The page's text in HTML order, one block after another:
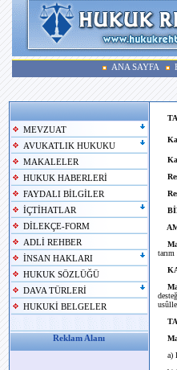
ANA SAYFA
MEVZUAT
AVUKATLIK HUKUKU
MAKALELER
HUKUK HABERLERİ
FAYDALI BİLGİLER
İÇTİHATLAR
DİLEKÇE-FORM
ADLİ REHBER
İNSAN HAKLARI
HUKUK SÖZLÜĞÜ
DAVA TÜRLERİ
HUKUKİ BELGELER
Reklam Alanı
a)